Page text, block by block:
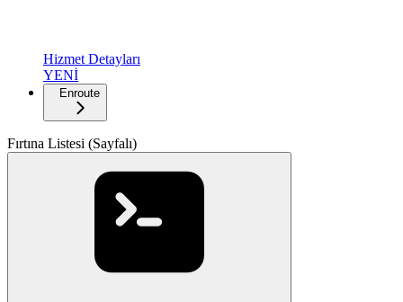
Hizmet Detayları
YENİ
Enroute
Fırtına Listesi (Sayfalı)